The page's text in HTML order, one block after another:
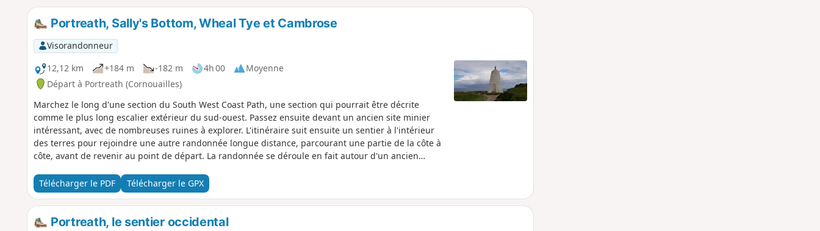
Portreath, Sally's Bottom, Wheal Tye et Cambrose
Visorandonneur
12,12 km
+184 m -182 m 4h 00
Moyenne
Départ à Portreath (Cornouailles)
Marchez le long d'une section du South West Coast Path, une section qui pourrait être décrite
comme le plus long escalier extérieur du sud-ouest. Passez ensuite devant un ancien site minier
intéressant, avec de nombreuses ruines à explorer. L'itinéraire suit ensuite un sentier à l'intérieur
des terres pour rejoindre une autre randonnée longue distance, parcourant une partie de la côte à
côte, avant de revenir au point de départ. La randonnée se déroule en fait autour d'un ancien
connu sous le nom de Nancekuke, et qui appartient aujourd'hui à nouveau à la RAF. RRH Portreath
avec un site d'entraînement des pompiers.
Télécharger le PDF Télécharger le GPX
Portreath, le sentier occidental